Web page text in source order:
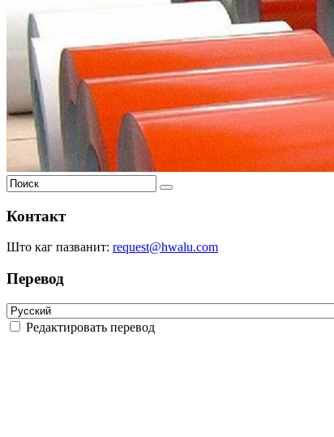
Контакт
Што каг пазванит: request@hwalu.com
Перевод
Редактировать перевод